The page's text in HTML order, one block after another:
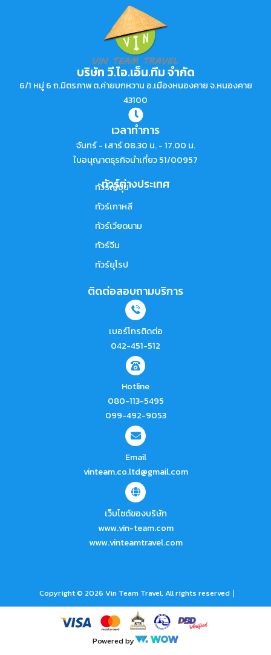
บริษัท วี.ไอ.เอ็น.ทีม จำกัด
6/1 หมู่ 6 ถ.มิตรภาพ ต.ค่ายบกหวาน อ.เมืองหนองคาย จ.หนองคาย
43100
เวลาทำการ
จันทร์ - เสาร์ 08.30 น. - 17.00 น.
ใบอนุญาตธุรกิจนำเที่ยว 51/00957
ทัวร์ต่างประเทศ
ทัวร์ญี่ปุ่น
ทัวร์เกาหลี
ทัวร์เวียดนาม
ทัวร์จีน
ทัวร์ยุโรป
ติดต่อสอบถามบริการ
เบอร์โทรติดต่อ
042-451-512
Hotline
080-113-5495
099-492-9053
Email
vinteam.co.ltd@gmail.com
เว็บไซต์ของบริษัท
www.vin-team.com
www.vinteamtravel.com
Copyright © 2026 Vin Team Travel, All rights reserved |
Powered by